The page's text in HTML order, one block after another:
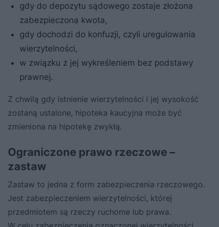
gdy do depozytu sądowego zostaje złożona
zabezpieczona kwota,
gdy dochodzi do konfuzji, czyli uregulowania
wierzytelności,
w związku z jej wykreśleniem bez podstawy
prawnej.
Z chwilą gdy istnienie wierzytelności i jej wysokość
zostaną ustalone, hipoteka kaucyjna może być
zmieniona na hipotekę zwykłą.
Ograniczone prawo rzeczowe –
zastaw
Zastaw to jedna z form zabezpieczenia rzeczowego.
Jest zabezpieczeniem wierzytelności, której
przedmiotem są rzeczy ruchome lub prawa.